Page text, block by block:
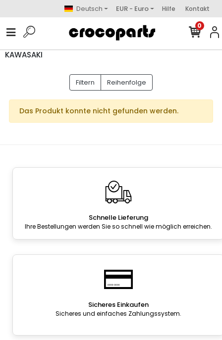
Deutsch EUR - Euro Hilfe Kontakt
0
KAWASAKI
Filtern Reihenfolge
Das Produkt konnte nicht gefunden werden.
Schnelle Lieferung
Ihre Bestellungen werden Sie so schnell wie möglich erreichen.
Sicheres Einkaufen
Sicheres und einfaches Zahlungssystem.